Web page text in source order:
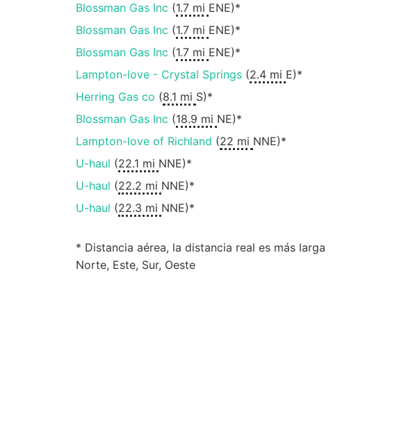
Blossman Gas Inc (1.7 mi ENE)*
Blossman Gas Inc (1.7 mi ENE)*
Blossman Gas Inc (1.7 mi ENE)*
Lampton-love - Crystal Springs(2.4 mi E)*
Herring Gas co (8.1 mi S)*
Blossman Gas Inc (18.9 mi NE)*
Lampton-love of Richland (22 mi NNE)*
U-haul (22.1 mi NNE)*
U-haul (22.2 mi NNE)*
U-haul (22.3 mi NNE)*
* Distancia aérea, la distancia real es más larga
Norte, Este, Sur, Oeste